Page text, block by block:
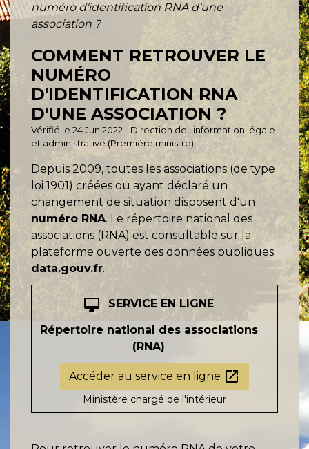
numéro d'identification RNA d'une
association ?
COMMENT RETROUVER LE
NUMÉRO
D'IDENTIFICATION RNA
D'UNE ASSOCIATION ?
Vérifié le 24 Jun 2022 - Direction de l'information légale
et administrative (Première ministre)
Depuis 2009, toutes les associations (de type
loi 1901) créées ou ayant déclaré un
changement de situation disposent d'un
numéro RNA. Le répertoire national des
associations (RNA) est consultable sur la
plateforme ouverte des données publiques
data.gouv.fr.
desktop_mac
SERVICE EN LIGNE
Répertoire national des associations
(RNA)
Accéder au service en ligne open_in_new
Ministère chargé de l'intérieur